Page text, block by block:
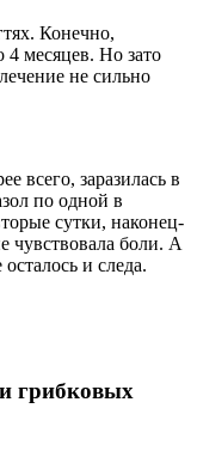
Конечно,
месяцев. Но зато
не сильно
всего, заразилась в
по одной в
сутки, наконец-
чувствовала боли. А
и следа.
грибковых